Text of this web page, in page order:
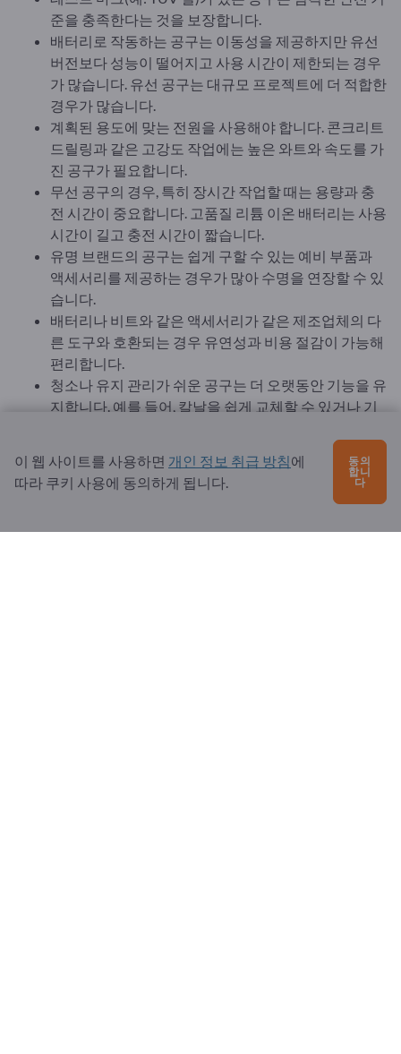
준을 충족한다는 것을 보장합니다.
배터리로 작동하는 공구는 이동성을 제공하지만 유선
버전보다 성능이 떨어지고 사용 시간이 제한되는 경우
가 많습니다. 유선 공구는 대규모 프로젝트에 더 적합한
경우가 많습니다.
계획된 용도에 맞는 전원을 사용해야 합니다. 콘크리트
드릴링과 같은 고강도 작업에는 높은 와트와 속도를 가
진 공구가 필요합니다.
무선 공구의 경우, 특히 장시간 작업할 때는 용량과 충
전 시간이 중요합니다. 고품질 리튬 이온 배터리는 사용
시간이 길고 충전 시간이 짧습니다.
유명 브랜드의 공구는 쉽게 구할 수 있는 예비 부품과
액세서리를 제공하는 경우가 많아 수명을 연장할 수 있
습니다.
배터리나 비트와 같은 액세서리가 같은 제조업체의 다
른 도구와 호환되는 경우 유연성과 비용 절감이 가능해
편리합니다.
청소나 유지 관리가 쉬운 공구는 더 오랫동안 기능을 유
지합니다. 예를 들어, 칼날을 쉽게 교체할 수 있거나 기
특히 건설 업계에서는 습기와 혹독한 기후 조건에 자주
노출되기 때문에 공구에 녹이 슬지 않거나 특수 코팅이
되어 있어야 합니다.
습니다. 그러나 자주 사용하거나 전문적으로 사용하려
이 웹 사이트를 사용하면 개인 정보 취급 방침에
따라 쿠키 사용에 동의하게 됩니다.
동의
합니
다